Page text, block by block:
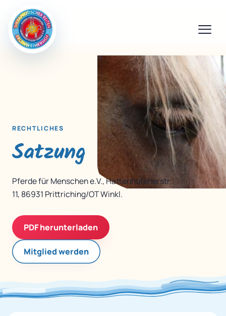
RECHTLICHES
Satzung
Pferde für Menschen e.V., Hattenhofenerstr.
11, 86931 Prittriching/OT Winkl.
PDF herunterladen
Mitglied werden